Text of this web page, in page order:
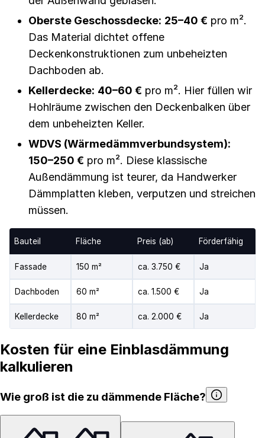
Oberste Geschossdecke: 25–40 € pro m².
Das Material dichtet offene
Deckenkonstruktionen zum unbeheizten
Dachboden ab.
Kellerdecke: 40–60 € pro m². Hier füllen wir
Hohlräume zwischen den Deckenbalken über
dem unbeheizten Keller.
WDVS (Wärmedämmverbundsystem):
150–250 € pro m². Diese klassische
Außendämmung ist teurer, da Handwerker
Dämmplatten kleben, verputzen und streichen
müssen.
Bauteil Fläche Preis (ab) Förderfähig
Fassade 150 m² ca. 3.750 € Ja
Dachboden 60 m² ca. 1.500 € Ja
Kellerdecke 80 m² ca. 2.000 € Ja
Kosten für eine Einblasdämmung
kalkulieren
Wie groß ist die zu dämmende Fläche?